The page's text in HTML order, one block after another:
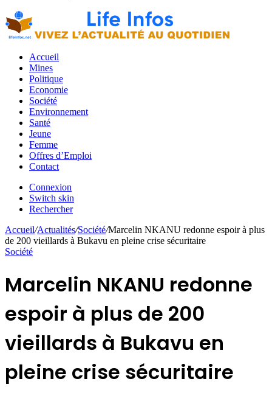
Accueil
Mines
Politique
Economie
Société
Environnement
Santé
Jeune
Femme
Offres d’Emploi
Contact
Connexion
Switch skin
Rechercher
Accueil/Actualités/Société/Marcelin NKANU redonne espoir à plus
de 200 vieillards à Bukavu en pleine crise sécuritaire
Société
Marcelin NKANU redonne
espoir à plus de 200
vieillards à Bukavu en
pleine crise sécuritaire